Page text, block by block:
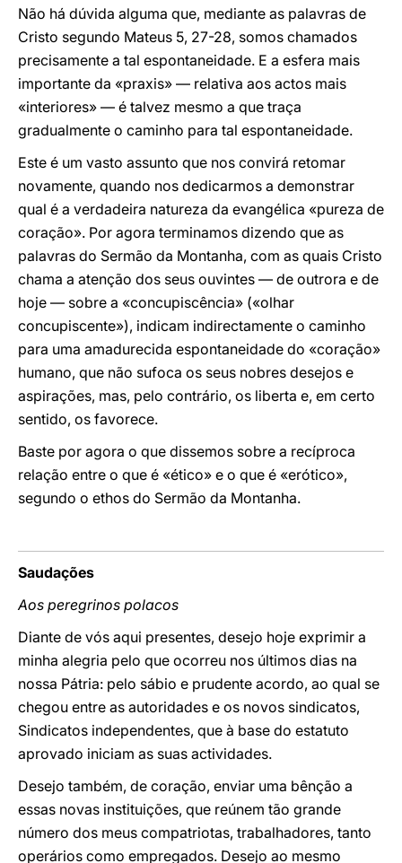
Não há dúvida alguma que, mediante as palavras de
Cristo segundo Mateus 5, 27-28, somos chamados
precisamente a tal espontaneidade. E a esfera mais
importante da «praxis» — relativa aos actos mais
«interiores» — é talvez mesmo a que traça
gradualmente o caminho para tal espontaneidade.
Este é um vasto assunto que nos convirá retomar
novamente, quando nos dedicarmos a demonstrar
qual é a verdadeira natureza da evangélica «pureza de
coração». Por agora terminamos dizendo que as
palavras do Sermão da Montanha, com as quais Cristo
chama a atenção dos seus ouvintes — de outrora e de
hoje — sobre a «concupiscência» («olhar
concupiscente»), indicam indirectamente o caminho
para uma amadurecida espontaneidade do «coração»
humano, que não sufoca os seus nobres desejos e
aspirações, mas, pelo contrário, os liberta e, em certo
sentido, os favorece.
Baste por agora o que dissemos sobre a recíproca
relação entre o que é «ético» e o que é «erótico»,
segundo o ethos do Sermão da Montanha.
Saudações
Aos peregrinos polacos
Diante de vós aqui presentes, desejo hoje exprimir a
minha alegria pelo que ocorreu nos últimos dias na
nossa Pátria: pelo sábio e prudente acordo, ao qual se
chegou entre as autoridades e os novos sindicatos,
Sindicatos independentes, que à base do estatuto
aprovado iniciam as suas actividades.
Desejo também, de coração, enviar uma bênção a
essas novas instituições, que reúnem tão grande
número dos meus compatriotas, trabalhadores, tanto
operários como empregados. Desejo ao mesmo